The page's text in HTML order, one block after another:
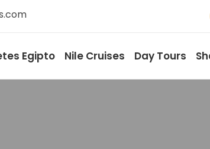
Egipto Nile Cruises Day Tours